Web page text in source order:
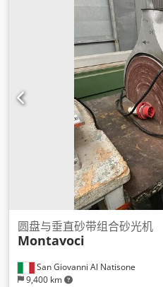
San Giovanni Al Natisone
9,400 km
圆盘与垂直砂带组合砂光机
Montavoci